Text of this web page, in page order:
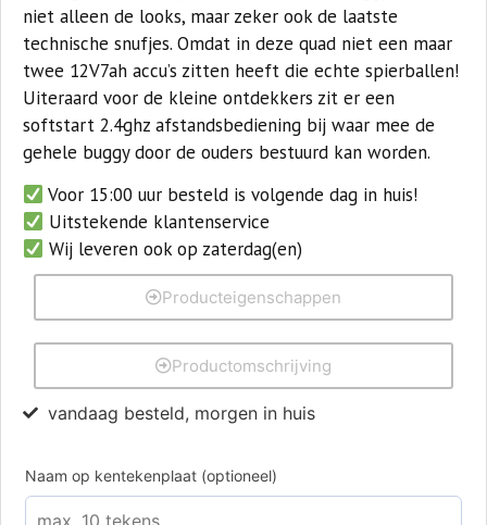
niet alleen de looks, maar zeker ook de laatste
technische snufjes. Omdat in deze quad niet een maar
twee 12V7ah accu’s zitten heeft die echte spierballen!
Uiteraard voor de kleine ontdekkers zit er een
softstart 2.4ghz afstandsbediening bij waar mee de
gehele buggy door de ouders bestuurd kan worden.
Voor 15:00 uur besteld is volgende dag in huis!
Uitstekende klantenservice
Wij leveren ook op zaterdag(en)
Producteigenschappen
Productomschrijving
vandaag besteld, morgen in huis
Naam op kentekenplaat (optioneel)